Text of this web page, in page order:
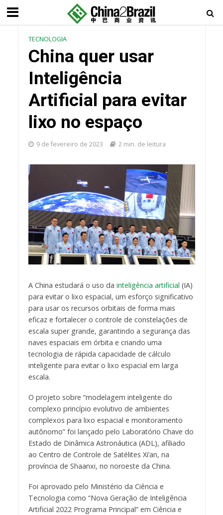
TECNOLOGIA
China quer usar
Inteligência
Artificial para evitar
lixo no espaço
9 de fevereiro de 2023 2 min. de leitura
A China estudará o uso da inteligência artificial (IA)
para evitar o lixo espacial, um esforço significativo
para usar os recursos orbitais de forma mais
eficaz e fortalecer o controle de constelações de
escala super grande, garantindo a segurança das
naves espaciais em órbita e criando uma
tecnologia de rápida capacidade de cálculo
inteligente para evitar o lixo espacial em larga
escala.
O projeto sobre “modelagem inteligente do
complexo princípio evolutivo de ambientes
complexos para lixo espacial e monitoramento
autônomo” foi lançado pelo Laboratório Chave do
Estado de Dinâmica Astronáutica (ADL), afiliado
ao Centro de Controle de Satélites Xi’an, na
província de Shaanxi, no noroeste da China.
Foi aprovado pelo Ministério da Ciência e
Tecnologia como “Nova Geração de Inteligência
Artificial 2022 Programa Principal” em Ciência e